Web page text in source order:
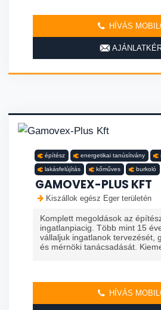
HÍVÁS
építész energetikai tanúsítvány
lakásfelújítás kőműves burkoló
GAMOVEX-PLUS KFT
Kiszállok egész Eger területén
Komplett megoldások az
ingatlanpiacig. Több mint 15
vállaljuk ingatlanok tervezését,
és mérnöki tanácsadását.
HÍVÁS